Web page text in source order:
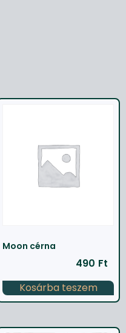
Moon cérna
490 Ft
Kosárba teszem